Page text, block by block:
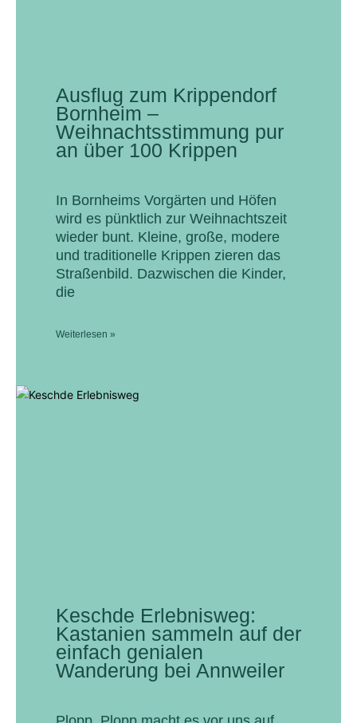
Ausflug zum Krippendorf
Bornheim –
Weihnachtsstimmung pur
an über 100 Krippen
In Bornheims Vorgärten und Höfen
wird es pünktlich zur Weihnachtszeit
wieder bunt. Kleine, große, modere
und traditionelle Krippen zieren das
Straßenbild. Dazwischen die Kinder,
die
Weiterlesen »
Keschde Erlebnisweg:
Kastanien sammeln auf der
einfach genialen
Wanderung bei Annweiler